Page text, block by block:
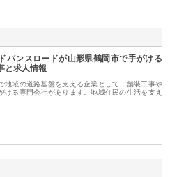
バンスロードが山形県鶴岡市で手がける
と求人情報
地域の道路基盤を支える企業として、舗装工事や
ける専門会社があります。地域住民の生活を支え